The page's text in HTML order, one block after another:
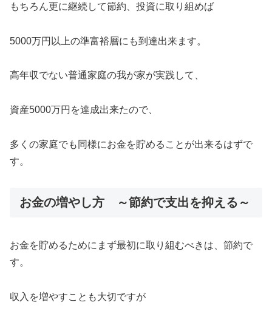
もちろん更に継続して節約、投資に取り組めば
5000万円以上の準富裕層にも到達出来ます。
高年収でない普通家庭の我が家が実践して、
資産5000万円を達成出来たので、
多くの家庭でも同様にお金を貯めることが出来るはずで
す。
お金の増やし方 ～節約で支出を抑える～
お金を貯めるためにまず最初に取り組むべきは、節約で
す。
収入を増やすことも大切ですが